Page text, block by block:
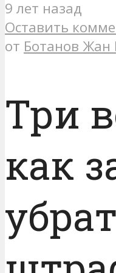
9 лет назад
Оставить
от Ботанов
Три
как